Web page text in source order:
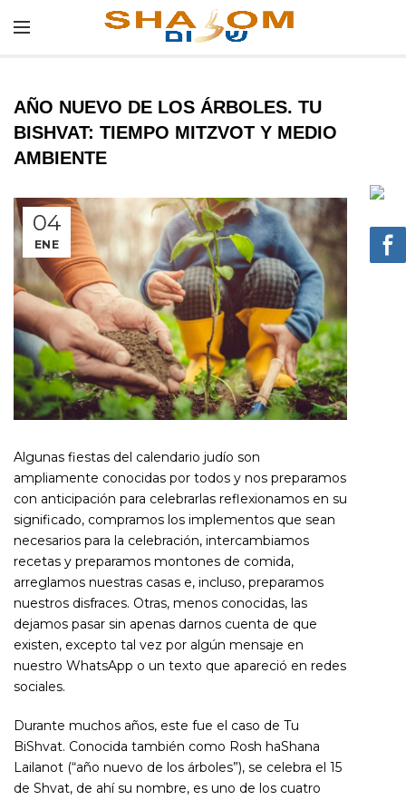
AÑO NUEVO DE LOS ÁRBOLES. TU
BISHVAT: TIEMPO MITZVOT Y MEDIO
AMBIENTE
04
ENE
Algunas fiestas del calendario judío son
ampliamente conocidas por todos y nos preparamos
con anticipación para celebrarlas reflexionamos en su
significado, compramos los implementos que sean
necesarios para la celebración, intercambiamos
recetas y preparamos montones de comida,
arreglamos nuestras casas e, incluso, preparamos
nuestros disfraces. Otras, menos conocidas, las
dejamos pasar sin apenas darnos cuenta de que
existen, excepto tal vez por algún mensaje en
nuestro WhatsApp o un texto que apareció en redes
sociales.
Durante muchos años, este fue el caso de Tu
BiShvat. Conocida también como Rosh haShana
Lailanot (“año nuevo de los árboles”), se celebra el 15
de Shvat, de ahí su nombre, es uno de los cuatro